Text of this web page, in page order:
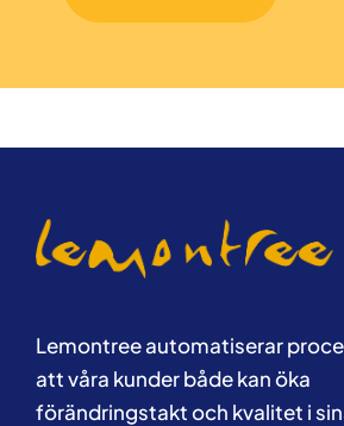
Lemontree automatiserar
att våra kunder både kan öka
förändringstakt och kvalitet i